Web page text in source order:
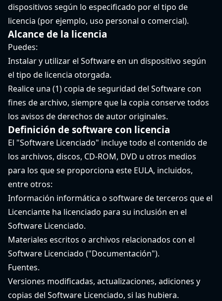
dispositivos según lo especificado por el tipo de
licencia (por ejemplo, uso personal o comercial).
Alcance de la licencia
Puedes:
Instalar y utilizar el Software en un dispositivo según
el tipo de licencia otorgada.
Realice una (1) copia de seguridad del Software con
fines de archivo, siempre que la copia conserve todos
los avisos de derechos de autor originales.
Definición de software con licencia
El "Software Licenciado" incluye todo el contenido de
los archivos, discos, CD-ROM, DVD u otros medios
para los que se proporciona este EULA, incluidos,
entre otros:
Información informática o software de terceros que el
Licenciante ha licenciado para su inclusión en el
Software Licenciado.
Materiales escritos o archivos relacionados con el
Software Licenciado ("Documentación").
Fuentes.
Versiones modificadas, actualizaciones, adiciones y
copias del Software Licenciado, si las hubiera.